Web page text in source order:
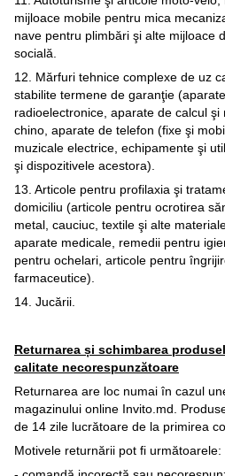
mijloace mobile pentru mica
nave pentru plimbări şi alte mijloace
socială.
12. Mărfuri tehnice complexe de uz
stabilite termene de garanţie
radioelectronice, aparate de calcul
chino, aparate de telefon (fixe şi
muzicale electrice, echipamente şi
şi dispozitivele acestora).
13. Articole pentru profilaxia şi
domiciliu (articole pentru ocrotirea
metal, cauciuc, textile şi alte
aparate medicale, remedii pentru
pentru ochelari, articole pentru
farmaceutice).
14. Jucării.
Returnarea și schimbarea
calitate necorespunzătoare
Returnarea are loc numai în cazul
magazinului online Invito.md.
de 14 zile lucrătoare de la primirea
Motivele returnării pot fi următoarele: